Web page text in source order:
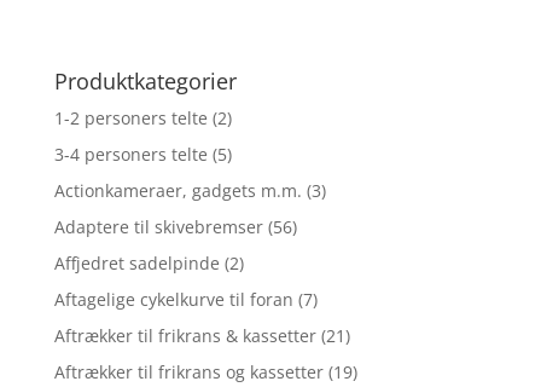
Produktkategorier
1-2 personers telte (2)
3-4 personers telte (5)
Actionkameraer, gadgets m.m. (3)
Adaptere til skivebremser (56)
Affjedret sadelpinde (2)
Aftagelige cykelkurve til foran (7)
Aftrækker til frikrans & kassetter (21)
Aftrækker til frikrans og kassetter (19)